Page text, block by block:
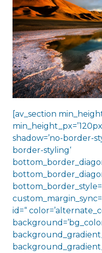
[av_section
shadow=’no-border-
border-styling‘
id=“